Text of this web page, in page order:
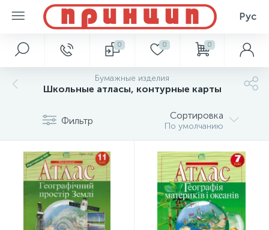
Рус
0 0 0
Бумажные изделия
Школьные атласы, контурные карты
Фильтр Сортировка
По умолчанию